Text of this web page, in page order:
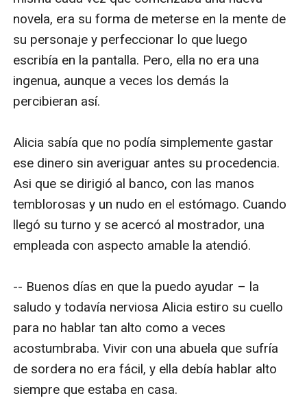
novela, era su forma de meterse en la mente de
su personaje y perfeccionar lo que luego
escribía en la pantalla. Pero, ella no era una
ingenua, aunque a veces los demás la
percibieran así.
Alicia sabía que no podía simplemente gastar
ese dinero sin averiguar antes su procedencia.
Asi que se dirigió al banco, con las manos
temblorosas y un nudo en el estómago. Cuando
llegó su turno y se acercó al mostrador, una
empleada con aspecto amable la atendió.
-- Buenos días en que la puedo ayudar – la
saludo y todavía nerviosa Alicia estiro su cuello
para no hablar tan alto como a veces
acostumbraba. Vivir con una abuela que sufría
de sordera no era fácil, y ella debía hablar alto
siempre que estaba en casa.